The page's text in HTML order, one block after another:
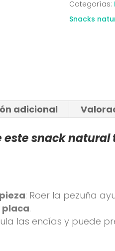
Categorías:
Snacks
adicional
este snack
: Roer la pezuña
placa.
las encías y puede